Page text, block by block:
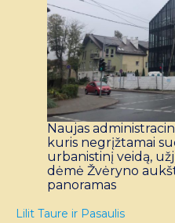
Naujas
kuris negrįžtamai
urbanistinį veidą,
dėmė Žvėryno
panoramas
Lilit Taure ir Pasaulis